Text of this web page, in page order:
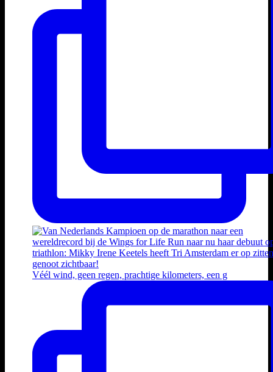
Véél wind, geen regen, prachtige kilometers, een g